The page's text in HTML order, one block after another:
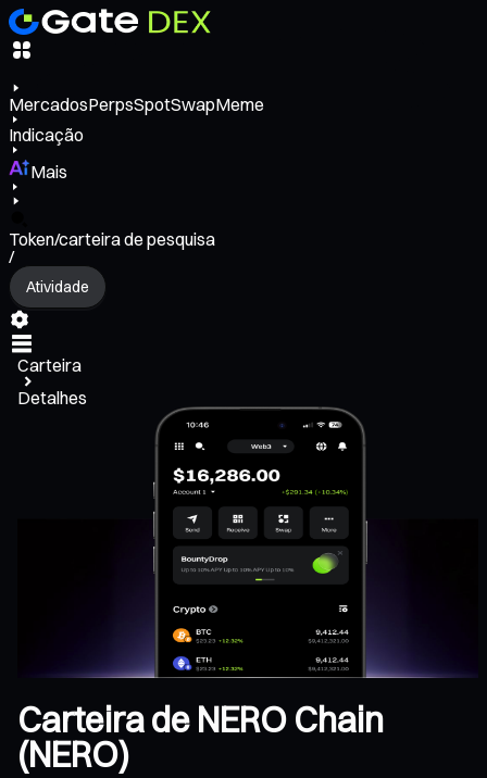
MercadosPerpsSpotSwapMeme
Indicação
Mais
Token/carteira de pesquisa
/
Atividade
Carteira
Detalhes
Carteira de NERO Chain
(NERO)